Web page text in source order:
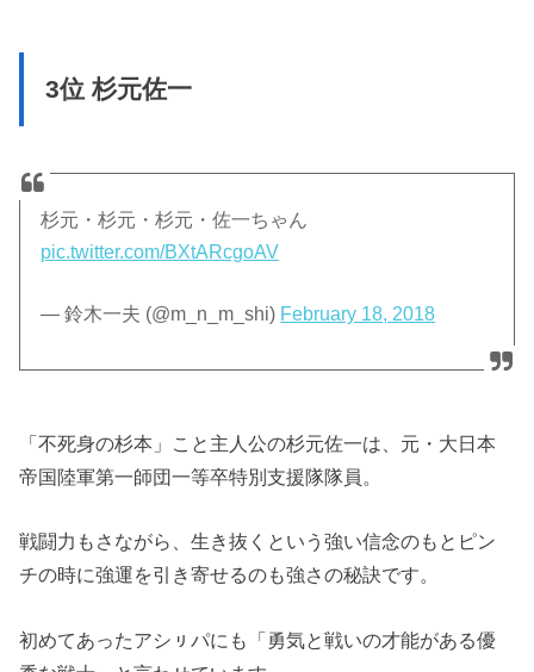
3位 杉元佐一
杉元・杉元・杉元・佐一ちゃん
pic.twitter.com/BXtARcgoAV
— 鈴木一夫 (@m_n_m_shi) February 18, 2018
「不死身の杉本」こと主人公の杉元佐一は、元・大日本
帝国陸軍第一師団一等卒特別支援隊隊員。
戦闘力もさながら、生き抜くという強い信念のもとピン
チの時に強運を引き寄せるのも強さの秘訣です。
初めてあったアシㇼパにも「勇気と戦いの才能がある優